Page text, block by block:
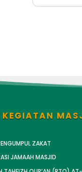
KEGIATAN
ZAKAT
JAMAAH MASJID